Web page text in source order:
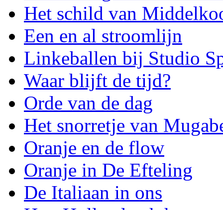
Het schild van
Een en al stroomlijn
Linkeballen bij Studio
Waar blijft de tijd?
Orde van de dag
Het snorretje van
Oranje en de flow
Oranje in De Efteling
De Italiaan in ons